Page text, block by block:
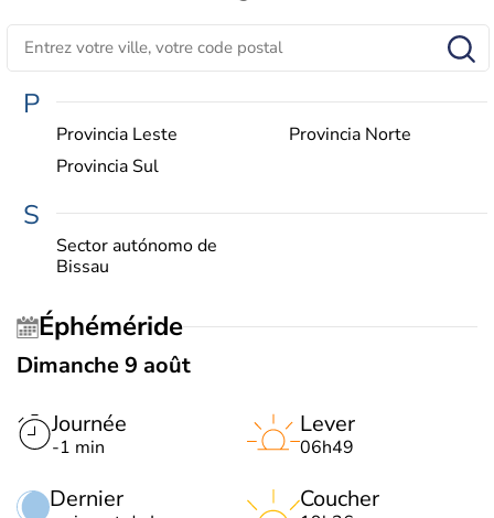
P
Provincia Leste
Provincia Norte
Provincia Sul
S
Sector autónomo de
Bissau
Éphéméride
Dimanche 9 août
Journée
-1 min
Dernier
Lever
06h49
Coucher